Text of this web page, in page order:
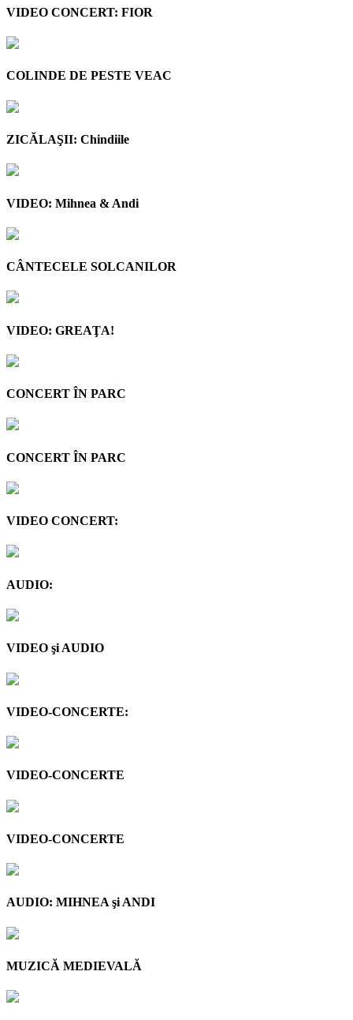
VIDEO CONCERT: FIOR
COLINDE DE PESTE VEAC
ZICĂLAŞII: Chindiile
VIDEO: Mihnea & Andi
CÂNTECELE SOLCANILOR
VIDEO: GREAŢA!
CONCERT ÎN PARC
CONCERT ÎN PARC
VIDEO CONCERT:
AUDIO:
VIDEO şi AUDIO
VIDEO-CONCERTE:
VIDEO-CONCERTE
VIDEO-CONCERTE
AUDIO: MIHNEA şi ANDI
MUZICĂ MEDIEVALĂ